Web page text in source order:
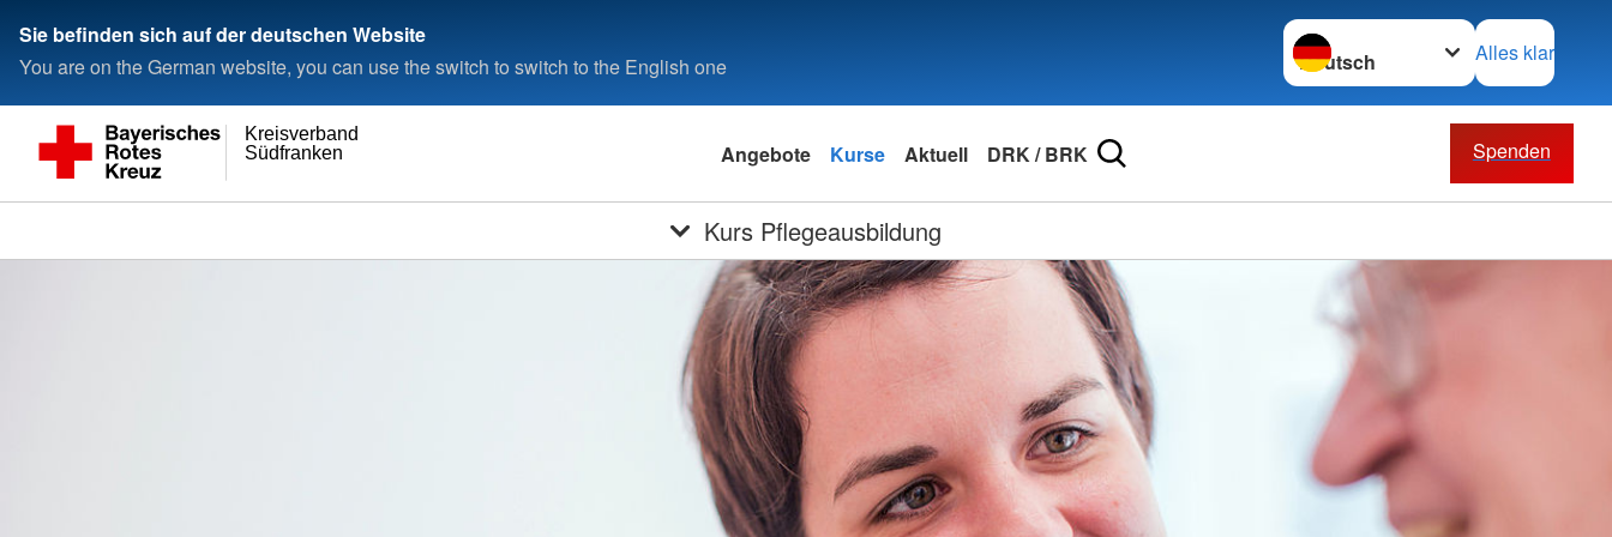
Sie befinden sich auf der deutschen Website
You are on the German website, you can use the switch to switch to the English one
Sprache wechseln zu
Alles klar
Südfranken
Kreisverband
Angebote Kurse Aktuell DRK / BRK Spenden
Kurs Pflegeausbildung